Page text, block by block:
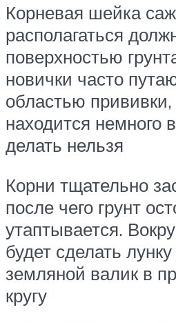
Корневая шейка
располагаться
поверхностью
новички часто
областью прививки,
находится немного
делать нельзя
Корни тщательно
после чего грунт
утаптывается.
будет сделать
земляной валик в
кругу